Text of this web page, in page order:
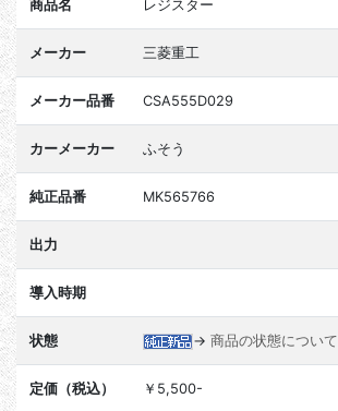
商品名 レジスター
メーカー 三菱重工
メーカー品番 CSA555D029
カーメーカー ふそう
純正品番 MK565766
出力
導入時期
状態 → 商品の状態について
定価（税込） ￥5,500-